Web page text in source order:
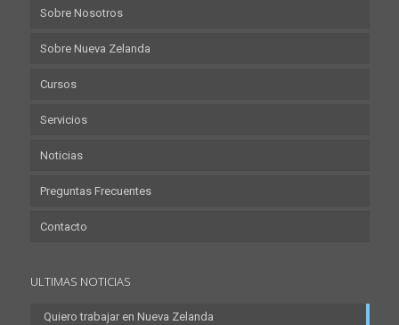
Sobre Nosotros
Sobre Nueva Zelanda
Cursos
Servicios
Noticias
Preguntas Frecuentes
Contacto
ULTIMAS NOTICIAS
Quiero trabajar en Nueva Zelanda